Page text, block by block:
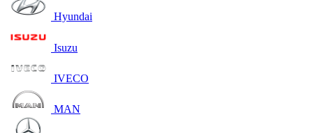
Hyundai
Isuzu
IVECO
MAN